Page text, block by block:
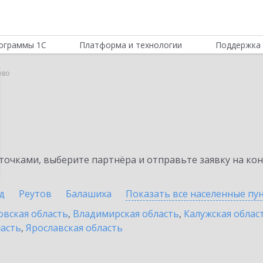
1С Платформа и технологии Поддержка
выберите партнёра и отправьте заявку на
Реутов Балашиха Показать все населенные
область, Владимирская область, Калужская
, Ярославская область